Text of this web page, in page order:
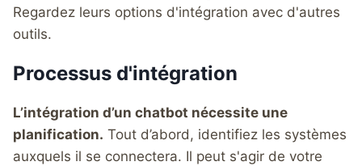
Regardez leurs options d'intégration avec d'autres
outils.
Processus d'intégration
L’intégration d’un chatbot nécessite une
planification. Tout d’abord, identifiez les systèmes
auxquels il se connectera. Il peut s'agir de votre